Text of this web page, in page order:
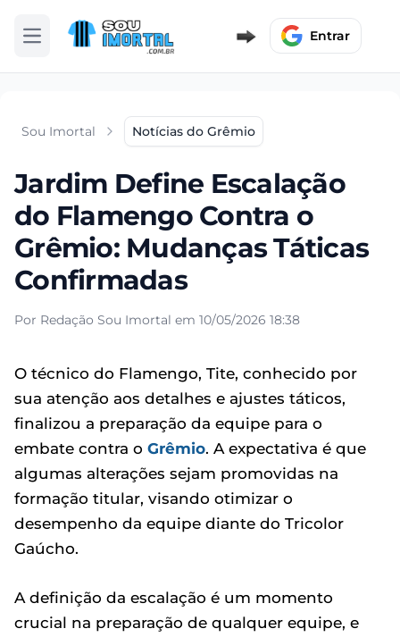
Abrir menu Entrar
Sou Imortal Notícias do Grêmio
Jardim Define Escalação
do Flamengo Contra o
Grêmio: Mudanças Táticas
Confirmadas
Por Redação Sou Imortal em 10/05/2026 18:38
O técnico do Flamengo, Tite, conhecido por
sua atenção aos detalhes e ajustes táticos,
finalizou a preparação da equipe para o
embate contra o Grêmio. A expectativa é que
algumas alterações sejam promovidas na
formação titular, visando otimizar o
desempenho da equipe diante do Tricolor
Gaúcho.
A definição da escalação é um momento
crucial na preparação de qualquer equipe, e